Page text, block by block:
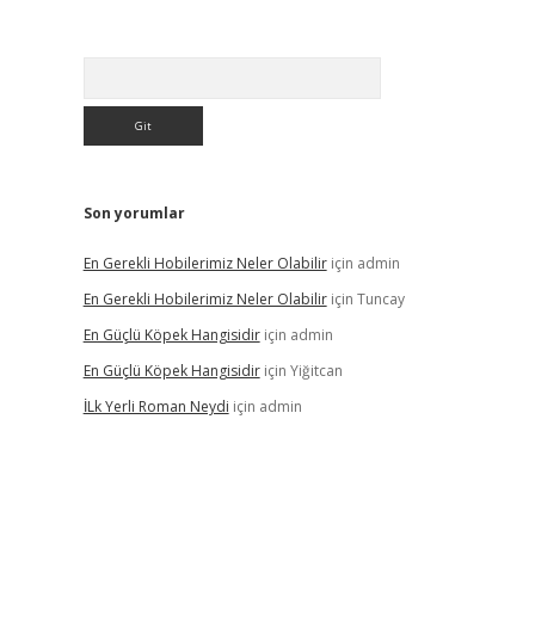
Son yorumlar
En Gerekli Hobilerimiz Neler Olabiliriçin admin
En Gerekli Hobilerimiz Neler Olabiliriçin Tuncay
En Güçlü Köpek Hangisidiriçin admin
En Güçlü Köpek Hangisidiriçin Yiğitcan
İLk Yerli Roman Neydi için admin